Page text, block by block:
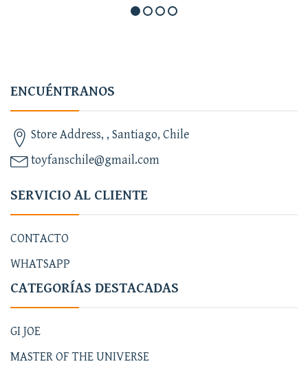
ENCUÉNTRANOS
Store Address, , Santiago, Chile
toyfanschile@gmail.com
SERVICIO AL CLIENTE
CONTACTO
WHATSAPP
CATEGORÍAS DESTACADAS
GI JOE
MASTER OF THE UNIVERSE